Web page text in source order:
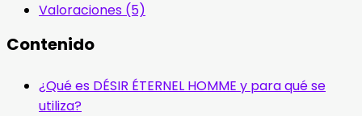
Valoraciones (5)
Contenido
¿Qué es DÉSIR ÉTERNEL HOMME y para qué se
utiliza?